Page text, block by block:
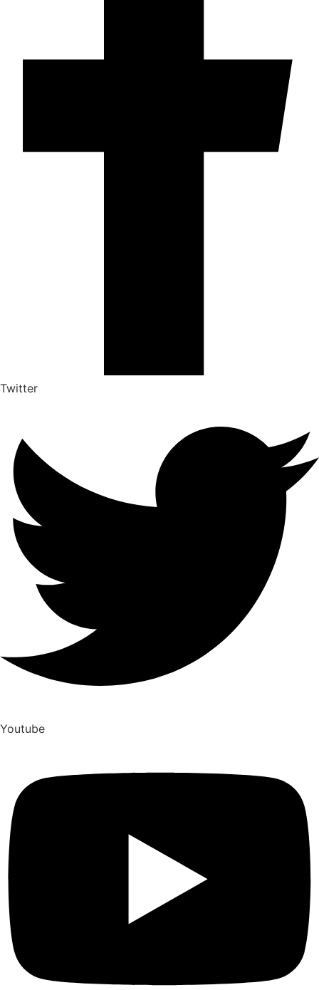
Twitter
Youtube